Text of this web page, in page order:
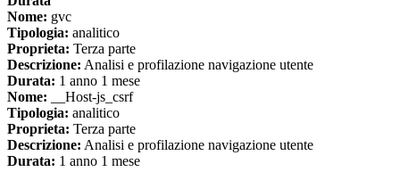
Nome: gvc
Tipologia: analitico
Proprieta: Terza parte
Descrizione: Analisi e profilazione navigazione utente
Durata: 1 anno 1 mese
Nome: __Host-js_csrf
Tipologia: analitico
Proprieta: Terza parte
Descrizione: Analisi e profilazione navigazione utente
Durata: 1 anno 1 mese